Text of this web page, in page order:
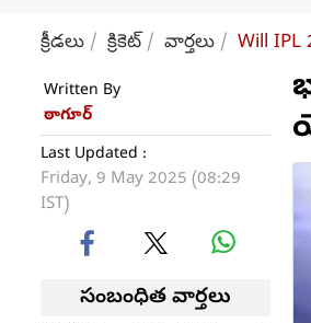
క్రీడలు క్రికెట్ వార్తలు Will IPL
Written By
ఠాగూర్
Last Updated :
Friday, 9 May 2025 (08:29
IST)
సంబంధిత వార్తలు